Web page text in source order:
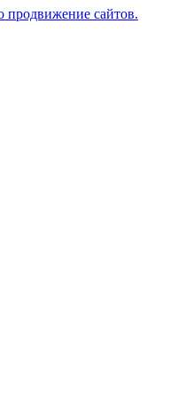
продвижение сайтов.